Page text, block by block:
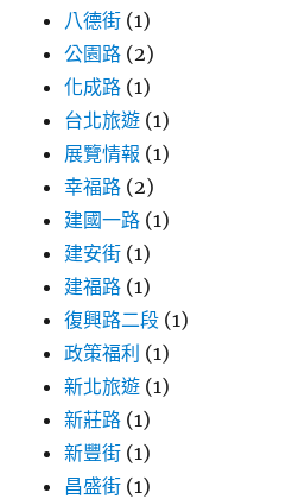
八德街 (1)
公園路 (2)
化成路 (1)
台北旅遊 (1)
展覽情報 (1)
幸福路 (2)
建國一路 (1)
建安街 (1)
建福路 (1)
復興路二段 (1)
政策福利 (1)
新北旅遊 (1)
新莊路 (1)
新豐街 (1)
昌盛街 (1)